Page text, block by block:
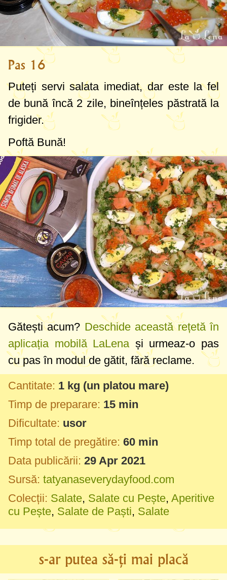
Pas 16
Puteți servi salata imediat, dar este la fel
de bună încă 2 zile, bineînțeles păstrată la
frigider.
Poftă Bună!
Gătești acum? Deschide această rețetă în
aplicația mobilă LaLenași urmeaz-o pas
cu pas în modul de gătit, fără reclame.
Cantitate: 1 kg (un platou mare)
Timp de preparare: 15 min
Dificultate: usor
Timp total de pregătire: 60 min
Data publicării: 29 Apr 2021
Sursă: tatyanaseverydayfood.com
Colecții: Salate, Salate cu Pește, Aperitive
cu Pește, Salate de Paști, Salate
s-ar putea să-ți mai placă